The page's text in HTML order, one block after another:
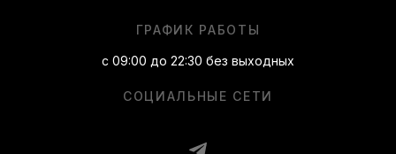
СОЦИАЛЬНЫЕ СЕТИ
ГРАФИК РАБОТЫ
с 09:00 до 22:30 без выходных